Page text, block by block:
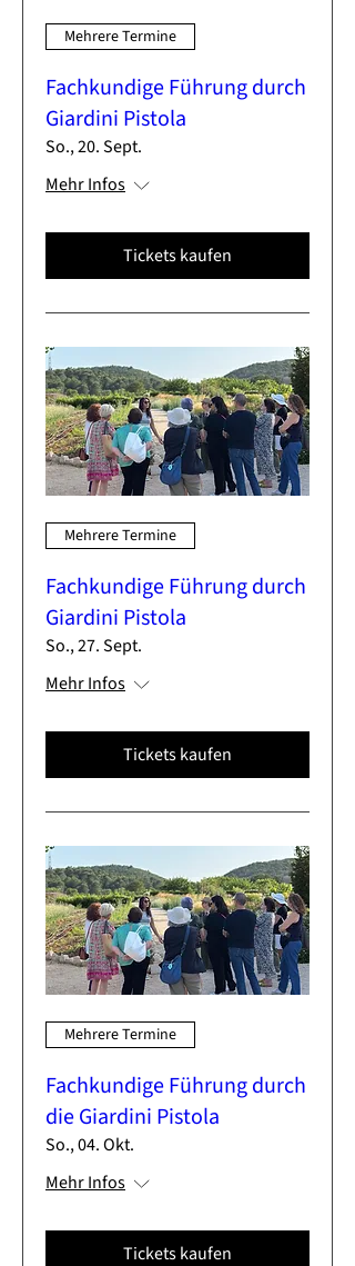
Mehrere Termine
Fachkundige Führung durch
Giardini Pistola
So., 20. Sept.
Mehr Infos
Tickets kaufen
Mehrere Termine
Fachkundige Führung durch
Giardini Pistola
So., 27. Sept.
Mehr Infos
Tickets kaufen
Mehrere Termine
Fachkundige Führung durch
die Giardini Pistola
So., 04. Okt.
Mehr Infos
Tickets kaufen